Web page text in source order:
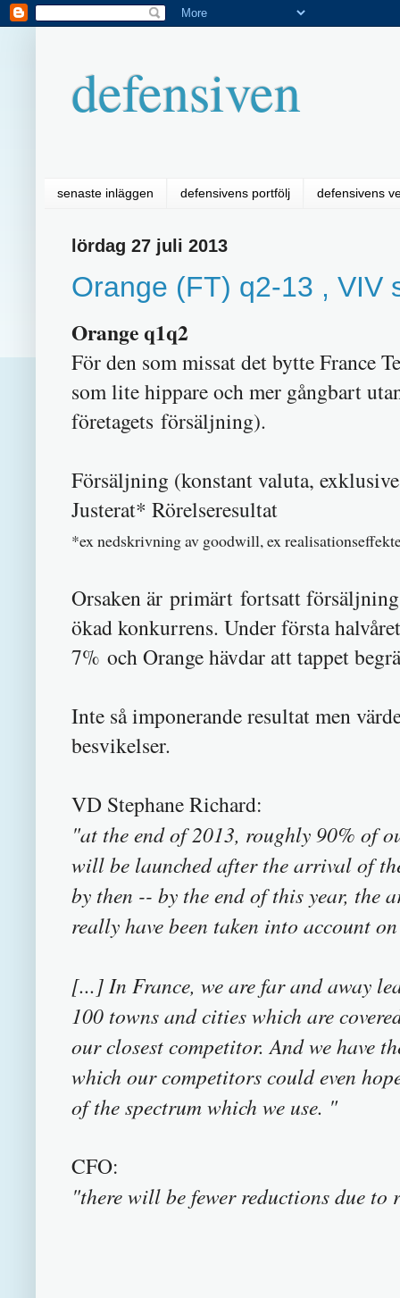
defensiven
senaste inläggen defensivens portfölj defensivens
lördag 27 juli 2013
Orange (FT) q2-13 , VIV
Orange q1q2
För den som missat det bytte France
som lite hippare och mer gångbart
företagets försäljning).
Försäljning (konstant valuta,
Justerat*
*ex nedskrivning av goodwill, ex
Orsaken är primärt fortsatt
ökad konkurrens. Under första
7% och Orange hävdar att tappet
Inte så imponerande resultat men
besvikelser.
VD Stephane Richard:
"at the end of 2013, roughly 90% of
will be launched after the arrival of
by then -- by the end of this year,
really have been taken into account
[...] In France, we are far and away
100 towns and cities which are
our closest competitor. And we have
which our competitors could even
of the spectrum which we use. "
CFO:
"there will be fewer reductions due